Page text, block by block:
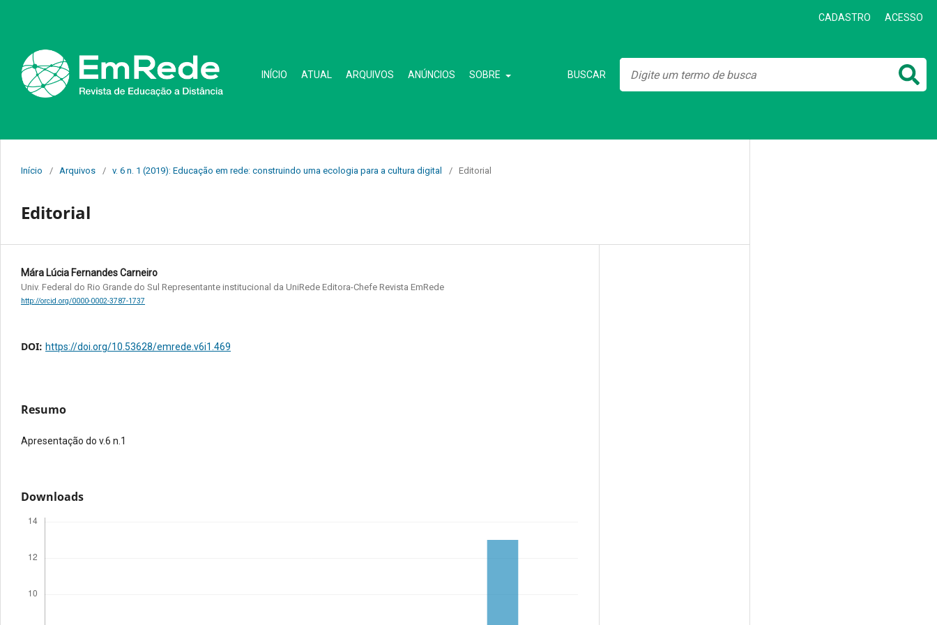
CADASTRO ACESSO
INÍCIO ATUAL ARQUIVOS ANÚNCIOS SOBRE BUSCAR
Início / Arquivos / v. 6 n. 1 (2019): Educação em rede: construindo uma ecologia para a cultura digital / Editorial
Editorial
Mára Lúcia Fernandes Carneiro
Univ. Federal do Rio Grande do Sul Representante institucional da UniRede Editora-Chefe Revista EmRede
http://orcid.org/0000-0002-3787-1737
DOI: https://doi.org/10.53628/emrede.v6i1.469
Resumo
Apresentação do v.6 n.1
Downloads